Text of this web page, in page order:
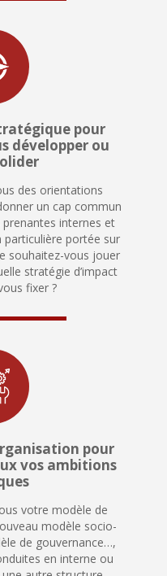
pour
développer ou
des orientations
un cap commun
internes et
portée sur
souhaitez-vous jouer
stratégie d’impact
fixer ?
pour
vos ambitions
votre modèle de
modèle socio-
de gouvernance…,
en interne ou